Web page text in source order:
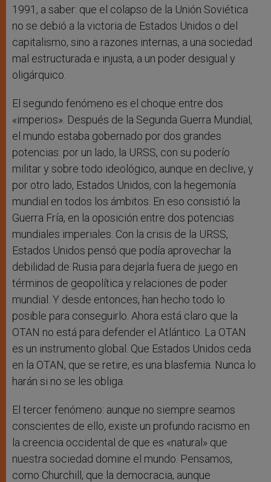
1991, a saber: que el colapso de la Unión Soviética
no se debió a la victoria de Estados Unidos o del
capitalismo, sino a razones internas, a una sociedad
mal estructurada e injusta, a un poder desigual y
oligárquico.
El segundo fenómeno es el choque entre dos
«imperios». Después de la Segunda Guerra Mundial,
el mundo estaba gobernado por dos grandes
potencias: por un lado, la URSS, con su poderío
militar y sobre todo ideológico, aunque en declive, y
por otro lado, Estados Unidos, con la hegemonía
mundial en todos los ámbitos. En eso consistió la
Guerra Fría, en la oposición entre dos potencias
mundiales imperiales. Con la crisis de la URSS,
Estados Unidos pensó que podía aprovechar la
debilidad de Rusia para dejarla fuera de juego en
términos de geopolítica y relaciones de poder
mundial. Y desde entonces, han hecho todo lo
posible para conseguirlo. Ahora está claro que la
OTAN no está para defender el Atlántico. La OTAN
es un instrumento global. Que Estados Unidos ceda
en la OTAN, que se retire, es una blasfemia. Nunca lo
harán si no se les obliga.
El tercer fenómeno: aunque no siempre seamos
conscientes de ello, existe un profundo racismo en
la creencia occidental de que es «natural» que
nuestra sociedad domine el mundo. Pensamos,
como Churchill, que la democracia, aunque